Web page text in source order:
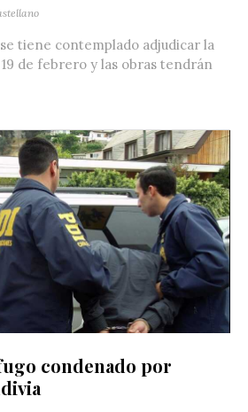
tiene contemplado adjudicar la
de febrero y las obras tendrán
condenado por